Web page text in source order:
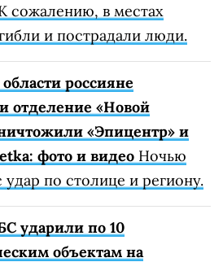
сожалению, в местах
и пострадали люди.
россияне
отделение «Новой
«Эпицентр» и
фото и видео Ночью
удар по столице и региону.
ударили по 10
объектам на